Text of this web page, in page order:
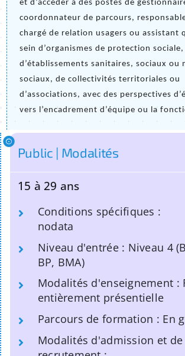
et d’accéder à des postes de
coordonnateur de parcours,
chargé de relation usagers ou assistant
sein d’organismes de protection sociale,
d’établissements sanitaires, sociaux ou
sociaux, de collectivités territoriales ou
d’associations, avec des perspectives
vers l’encadrement d’équipe ou la
Public | Modalités
15 à 29 ans
Conditions spécifiques :
nodata
Niveau d'entrée : Niveau 4
BP, BMA)
Modalités d'enseignement :
entièrement présentielle
Parcours de formation : En
Modalités d'admission et de